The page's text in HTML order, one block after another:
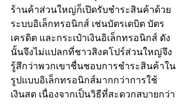
ร้านค้าส่วนใหญ่ก็เปิดรับชำระสินค้าด้วย
ระบบอิเล็กทรอนิกส์ เช่นบัตรเดบิต บัตร
เครดิต และกระเป๋าเงินอิเล็กทรอนิกส์ ดัง
นั้นจึงไม่แปลกที่ชาวสิงคโปร์ส่วนใหญ่จึง
รู้สึกว่าพวกเขาชื่นชอบการชำระสินค้าใน
รูปแบบอิเล็กทรอนิกส์มากกว่าการใช้
เงินสด เนื่องจากเป็นวิธีที่สะดวกสบายกว่า